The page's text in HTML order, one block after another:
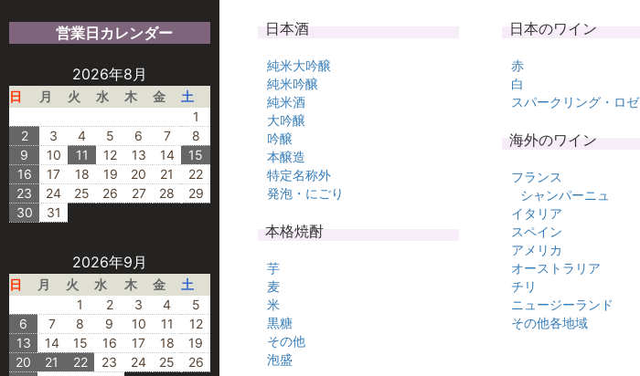
営業日カレンダー
2026年8月
日 月 火 水 木 金
土
1
2
3 4 5 6 7
8
9
10 11 12 13 14
15
16
17 18 19 20 21
22
23
24 25 26 27 28
29
30
31
2026年9月
日 月 火 水 木 金
土
1
2 3 4
5
6
7 8 9 10 11
12
13
14 15 16 17 18
19
20
21 22 23 24 25
26
日本酒
純米大吟醸
純米吟醸
純米酒
大吟醸
吟醸
本醸造
特定名称外
発泡・にごり
本格焼酎
芋
麦
米
黒糖
その他
泡盛
日本のワイン
赤
白
スパークリング・ロゼ
海外のワイン
フランス
シャンパーニュ
イタリア
スペイン
アメリカ
オーストラリア
チリ
ニュージーランド
その他各地域